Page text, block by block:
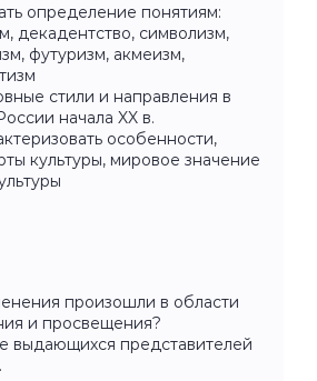
определение понятиям:
декадентство, символизм,
футуризм, акмеизм,
стили и направления в
начала XX в.
особенности,
культуры, мировое значение
произошли в области
и просвещения?
выдающихся представителей